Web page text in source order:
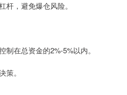
，避免爆仓风险。
在总资金的2%-5%以内。
。